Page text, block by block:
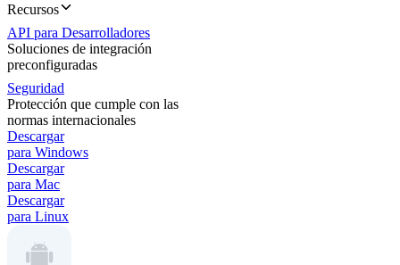
Recursos
API para Desarrolladores
Soluciones de integración
preconfiguradas
Seguridad
Protección que cumple con las
normas internacionales
Descargar
para Windows
Descargar
para Mac
Descargar
para Linux